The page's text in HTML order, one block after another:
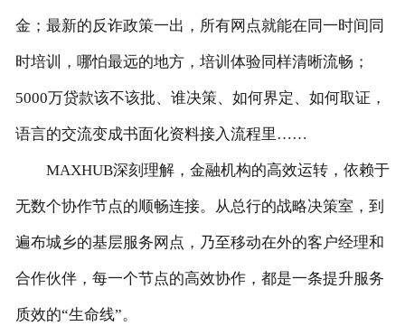
金；最新的反诈政策一出，所有网点就能在同一时间同
时培训，哪怕最远的地方，培训体验同样清晰流畅；
5000万贷款该不该批、谁决策、如何界定、如何取证，
语言的交流变成书面化资料接入流程里……
MAXHUB深刻理解，金融机构的高效运转，依赖于
无数个协作节点的顺畅连接。从总行的战略决策室，到
遍布城乡的基层服务网点，乃至移动在外的客户经理和
合作伙伴，每一个节点的高效协作，都是一条提升服务
质效的“生命线”。